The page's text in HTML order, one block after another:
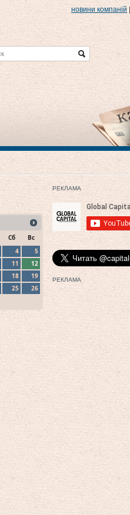
новини компаній
Сб
Вс
4
5
11
12
18
19
25
26
РЕКЛАМА
РЕКЛАМА